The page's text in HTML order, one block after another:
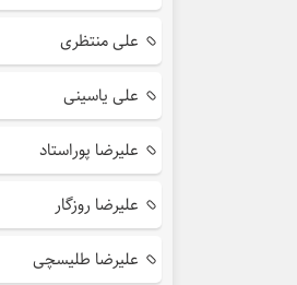
علی منتظری
علی یاسینی
علیرضا پوراستاد
علیرضا روزگار
علیرضا طلیسچی